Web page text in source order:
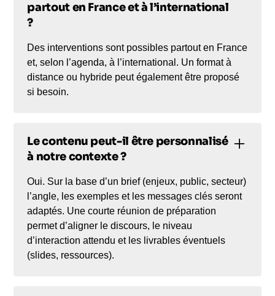
partout en France et à l’international
?
Des interventions sont possibles partout en France
et, selon l’agenda, à l’international. Un format à
distance ou hybride peut également être proposé
si besoin.
Le contenu peut-il être personnalisé
à notre contexte ?
Oui. Sur la base d’un brief (enjeux, public, secteur)
l’angle, les exemples et les messages clés seront
adaptés. Une courte réunion de préparation
permet d’aligner le discours, le niveau
d’interaction attendu et les livrables éventuels
(slides, ressources).